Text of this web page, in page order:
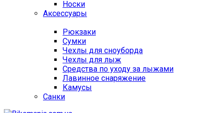
Носки
Аксессуары
Рюкзаки
Сумки
Чехлы для сноуборда
Чехлы для лыж
Средства по уходу за лыжами
Лавинное снаряжение
Камусы
Санки